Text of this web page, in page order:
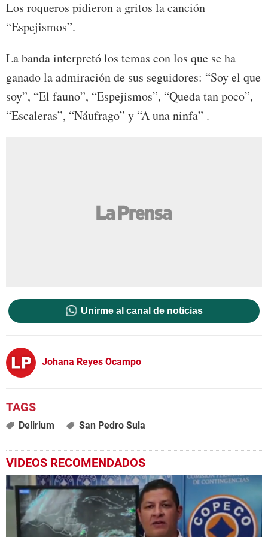
Los roqueros pidieron a gritos la canción
“Espejismos”.
La banda interpretó los temas con los que se ha
ganado la admiración de sus seguidores: “Soy el que
soy”, “El fauno”, “Espejismos”, “Queda tan poco”,
“Escaleras”, “Náufrago” y “A una ninfa” .
Unirme al canal de noticias
Johana Reyes Ocampo
Delirium San Pedro Sula
VIDEOS RECOMENDADOS